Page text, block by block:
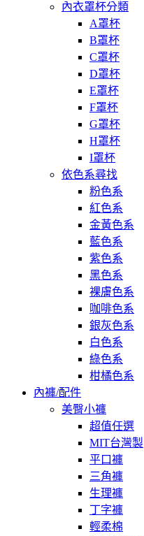
內衣罩杯分類
A罩杯
B罩杯
C罩杯
D罩杯
E罩杯
F罩杯
G罩杯
H罩杯
I罩杯
依色系尋找
粉色系
紅色系
金黃色系
藍色系
紫色系
黑色系
裸膚色系
咖啡色系
銀灰色系
白色系
綠色系
柑橘色系
內褲/配件
美臀小褲
超值任選
MIT台灣製
平口褲
三角褲
生理褲
丁字褲
輕柔棉